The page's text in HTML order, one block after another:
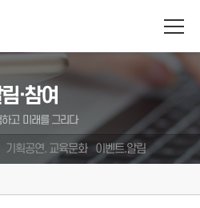
·참여
고 미래를 그리다
기획공연. 교육문화 이벤트.알림